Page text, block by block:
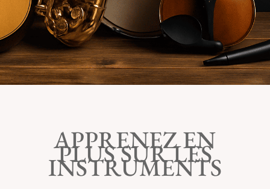
APPRENEZ EN
PLUS SUR LES
INSTRUMENTS